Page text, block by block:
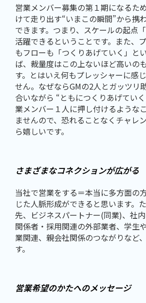
営業メンバー募集の第１期になるた
けて走り出す“いまこの瞬間”から携
できます。つまり、スケールの起点
活躍できるということです。また、
もフローも「つくりあげていく」と
ば、裁量度はこの上ないほど高いの
す。とはいえ何もプレッシャーに感
せん。なぜならGMの2人とガッツリ
合いながら “ともにつくりあげてい
業メンバー１人に押し付けるような
ませんので、恐れることなくチャレ
ら嬉しいです。
さまざまなコネクションが広がる
当社で営業をする＝本当に多方面の
じた人脈形成ができると思います。
先、ビジネスパートナー(同業)、社
関係者・採用関連の外部業者、学生
業関連、親会社関係のつながりなど
す。
営業希望のかたへのメッセージ